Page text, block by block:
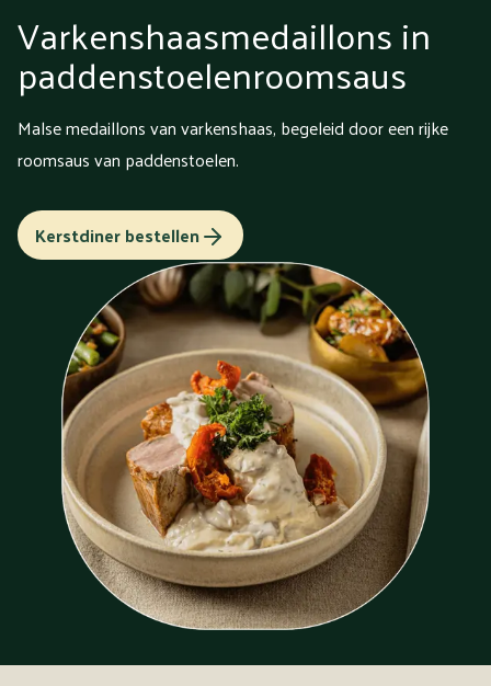
Varkenshaasmedaillons in
paddenstoelenroomsaus
Malse medaillons van varkenshaas, begeleid door een rijke
roomsaus van paddenstoelen.
Kerstdiner bestellen